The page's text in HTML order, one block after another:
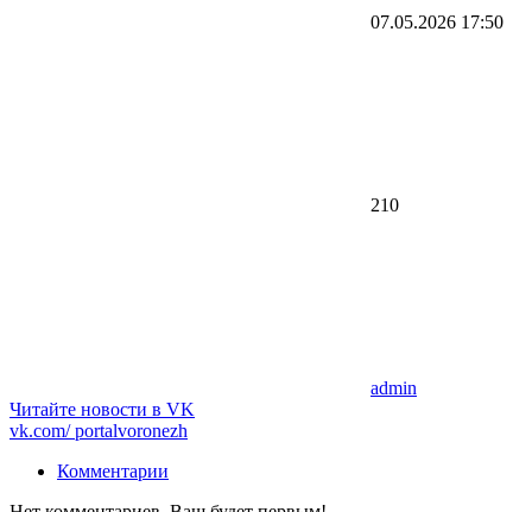
07.05.2026 17:50
210
admin
Читайте новости в VK
vk.com/portalvoronezh
Комментарии